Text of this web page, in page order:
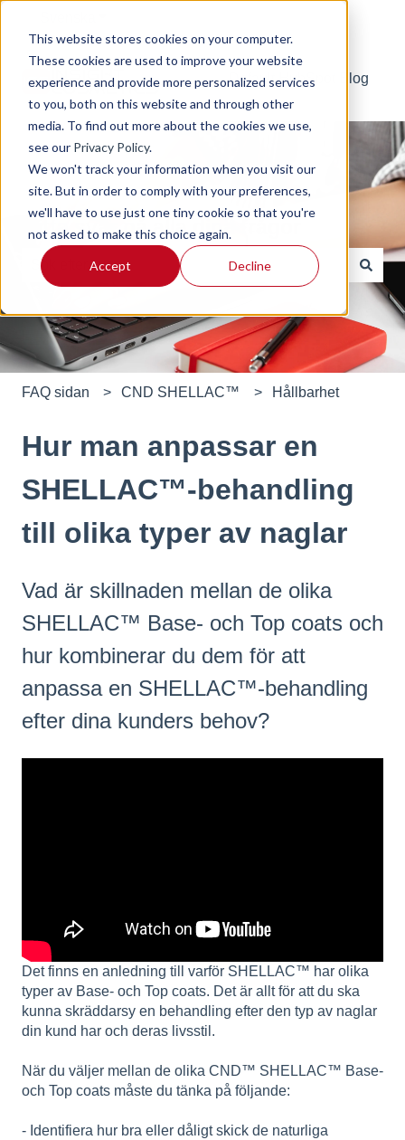
This website stores cookies on your computer.
These cookies are used to improve your website
experience and provide more personalized services
to you, both on this website and through other
media. To find out more about the cookies we use,
see our Privacy Policy.
We won't track your information when you visit our
site. But in order to comply with your preferences,
we'll have to use just one tiny cookie so that you're
not asked to make this choice again.
Accept Decline
Default HubSpot Blog
Hitta svar på alla dina frågor
Det finns inga förslag eftersom sökfältet är tomt.
FAQ sidan CND SHELLAC™ Hållbarhet
Hur man anpassar en
SHELLAC™-behandling
till olika typer av naglar
Vad är skillnaden mellan de olika
SHELLAC™ Base- och Top coats och
hur kombinerar du dem för att
anpassa en SHELLAC™-behandling
efter dina kunders behov?
Det finns en anledning till varför SHELLAC™ har olika
typer av Base- och Top coats. Det är allt för att du ska
kunna skräddarsy en behandling efter den typ av naglar
din kund har och deras livsstil.
När du väljer mellan de olika CND™ SHELLAC™ Base-
och Top coats måste du tänka på följande:
- Identifiera hur bra eller dåligt skick de naturliga